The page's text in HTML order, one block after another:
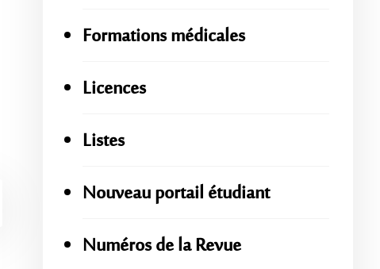
Formations médicales
Licences
Listes
Nouveau portail étudiant
Numéros de la Revue